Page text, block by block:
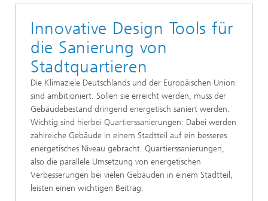
Innovative Design Tools für
die Sanierung von
Stadtquartieren
Die Klimaziele Deutschlands und der Europäischen Union
sind ambitioniert. Sollen sie erreicht werden, muss der
Gebäudebestand dringend energetisch saniert werden.
Wichtig sind hierbei Quartierssanierungen: Dabei werden
zahlreiche Gebäude in einem Stadtteil auf ein besseres
energetisches Niveau gebracht. Quartierssanierungen,
also die parallele Umsetzung von energetischen
Verbesserungen bei vielen Gebäuden in einem Stadtteil,
leisten einen wichtigen Beitrag.